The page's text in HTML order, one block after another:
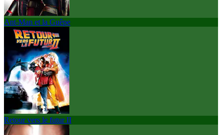
Ant-Man et la Guêpe
Retour vers le futur II